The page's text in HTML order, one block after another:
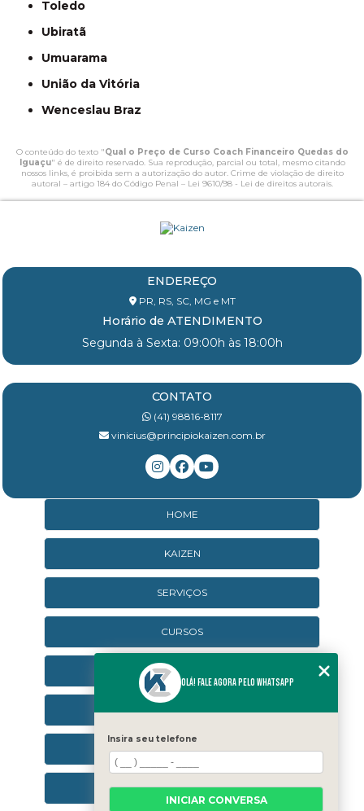
Toledo
Ubiratã
Umuarama
União da Vitória
Wenceslau Braz
O conteúdo do texto "Qual o Preço de Curso Coach Financeiro Quedas do
Iguaçu" é de direito reservado. Sua reprodução, parcial ou total, mesmo citando
nossos links, é proibida sem a autorização do autor. Crime de violação de direito
autoral – artigo 184 do Código Penal – Lei 9610/98 - Lei de direitos autorais.
ENDEREÇO
PR, RS, SC, MG e MT
Horário de ATENDIMENTO
Segunda à Sexta: 09:00h às 18:00h
CONTATO
(41) 98816-8117
vinicius@principiokaizen.com.br
HOME
KAIZEN
SERVIÇOS
CURSOS
CURSOS ONLINE
AGENDA
CONTATO
CATEGORIAS
Olá! Fale agora pelo WhatsApp
Insira seu telefone
INICIAR CONVERSA